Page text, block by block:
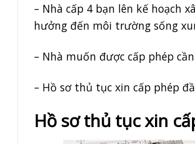
– Nhà cấp 4 bạn lên kế hoạch
hưởng đến môi trường sống
– Nhà muốn được cấp phép
– Hồ sơ thủ tục xin cấp phép
Hồ sơ thủ tục xin